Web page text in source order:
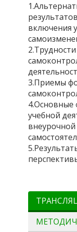
включения
3.Приемы
4.Основные
учебной